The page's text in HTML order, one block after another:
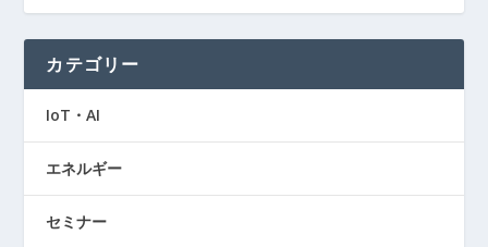
カテゴリー
IoT・AI
エネルギー
セミナー